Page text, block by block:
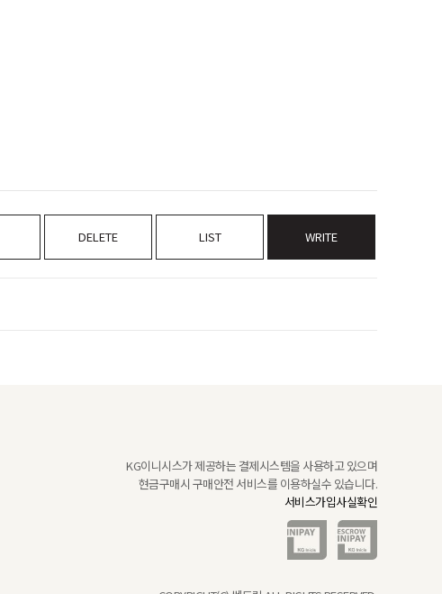
DELETE LIST WRITE
KG이니시스가 제공하는 결제시스템을 사용하고 있으며
현금구매시 구매안전 서비스를 이용하실수 있습니다.
서비스가입사실확인